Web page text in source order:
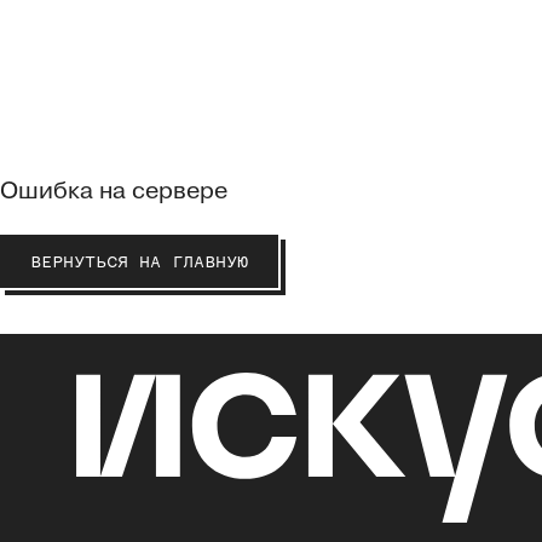
Ошибка на сервере
ВЕРНУТЬСЯ НА ГЛАВНУЮ